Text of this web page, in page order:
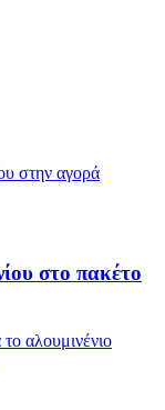
στο πακέτο